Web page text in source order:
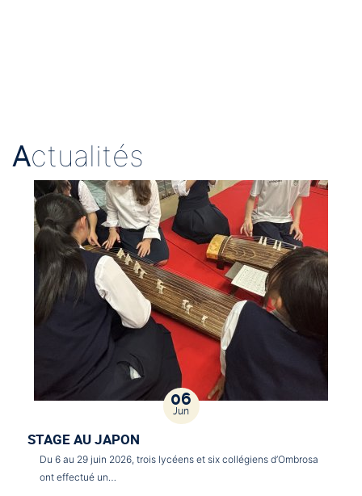
Actualités
06
Jun
STAGE AU JAPON
Du 6 au 29 juin 2026, trois lycéens et six collégiens d’Ombrosa
ont effectué un…